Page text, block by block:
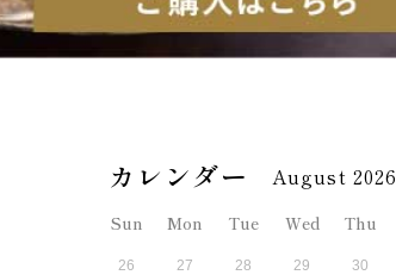
August 2026
Sun Mon Tue Wed Thu
26 27 28 29 30